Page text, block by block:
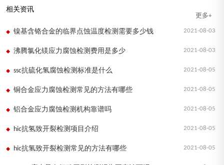
相关资讯
更多+
2021-08-03
镍基含铬合金的临界点蚀温度检测需要多少钱
2021-08-03
沸腾氯化镁应力腐蚀检测费用是多少
2021-08-05
ssc抗硫化氢腐蚀检测标准是什么
2021-08-05
铜合金应力腐蚀检测常见的方法有哪些
2021-08-05
铝合金应力腐蚀检测机构靠谱吗
2021-08-05
hic抗氢致开裂检测项目介绍
2021-08-05
hic抗氢致开裂检测常见的方法有哪些